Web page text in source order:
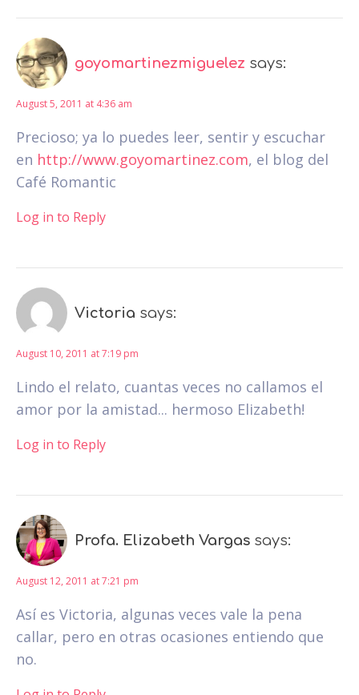
goyomartinezmiguelez says:
August 5, 2011 at 4:36 am
Precioso; ya lo puedes leer, sentir y escuchar
en http://www.goyomartinez.com, el blog del
Café Romantic
Log in to Reply
Victoria says:
August 10, 2011 at 7:19 pm
Lindo el relato, cuantas veces no callamos el
amor por la amistad... hermoso Elizabeth!
Log in to Reply
Profa. Elizabeth Vargas says:
August 12, 2011 at 7:21 pm
Así es Victoria, algunas veces vale la pena
callar, pero en otras ocasiones entiendo que
no.